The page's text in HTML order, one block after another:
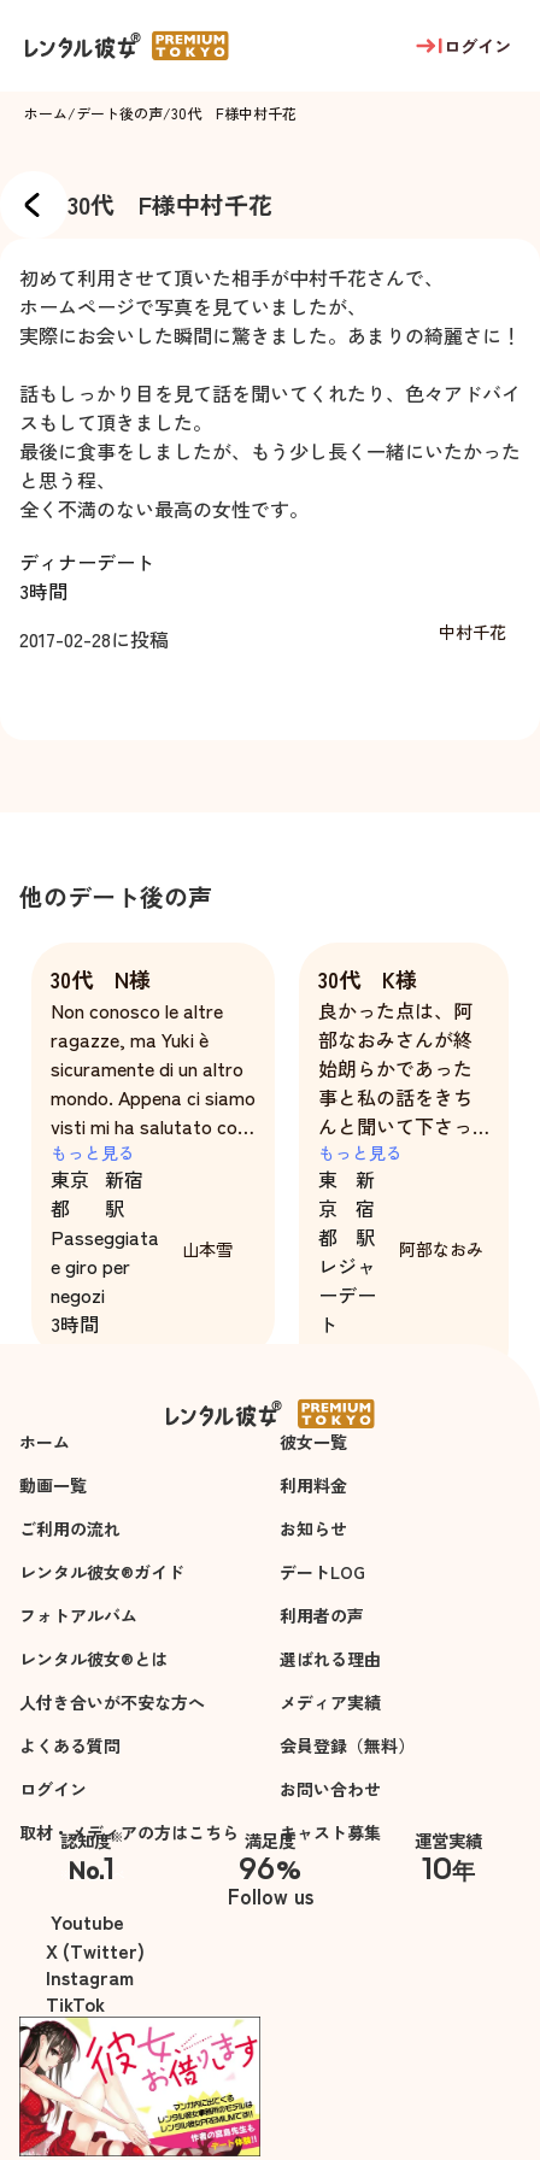
ログイン
ホーム/デート後の声/30代 F様中村千花
30代 F様中村千花
初めて利用させて頂いた相手が中村千花さんで、
ホームページで写真を見ていましたが、
実際にお会いした瞬間に驚きました。あまりの綺麗さに！
話もしっかり目を見て話を聞いてくれたり、色々アドバイ
スもして頂きました。
最後に食事をしましたが、もう少し長く一緒にいたかった
と思う程、
全く不満のない最高の女性です。
ディナーデート
3時間
2017-02-28に投稿 中村千花
他のデート後の声
30代 N様
Non conosco le altre
ragazze, ma Yuki è
sicuramente di un altro
mondo. Appena ci siamo
visti mi ha salutato con
un sorriso così caldo e
sincero, che sembrava
che ci conoscessimo da
sempre. Nonostante il
muro della differenza
linguistica, Yuki è stata
meravigliosa. Ha
anche quando non
sapevamo come dire
alcune cose, con la sua
dolcezza riusciva
sempre a rimediare. Mi
ha aiutato a decidere
dove andare, mi ha
consigliato alcune cose
da mangiare. È stata
perfetta. Dolce,
simpatica, sorridente,
interessante nelle
conversazioni, curiosa.
Ha reso l'esperienza
esattamente tutto ciò
di cui avevo bisogno,
illudermi che qualcuno
ritornerò in Giappone
sicuramente chiederò un
altro appuntamento a
Yuki
もっと見る
東京
都
新宿
駅
Passeggiata
e giro per
negozi
3時間
山本雪
30代 K様
良かった点は、阿
部なおみさんが終
始朗らかであった
事と私の話をきち
んと聞いて下さっ
た事です。
とても思い遣りの
ある誠実な方だと
思いました。
人柄に好感が持て
ると感じたので、
引き続き彼女にお
もっと見る
東
京
都
新
宿
駅
レジャ
ーデー
ト
阿部なおみ
ホーム
彼女一覧
動画一覧
利用料金
ご利用の流れ
お知らせ
レンタル彼女®ガイド
デートLOG
フォトアルバム
利用者の声
レンタル彼女®とは
選ばれる理由
人付き合いが不安な方へ
メディア実績
よくある質問
会員登録（無料）
ログイン
お問い合わせ
取材・メディアの方はこちら
キャスト募集
認知度※
No.1
※自社調べ
満足度
96%
運営実績
10年
Follow us
Youtube
X (Twitter)
Instagram
TikTok